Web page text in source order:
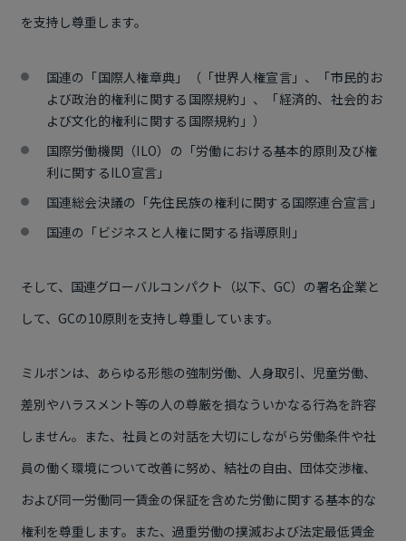
を支持し尊重します。
国連の「国際人権章典」（「世界人権宣言」、「市民的お
よび政治的権利に関する国際規約」、「経済的、社会的お
よび文化的権利に関する国際規約」）
国際労働機関（ILO）の「労働における基本的原則及び権
利に関するILO宣言」
国連総会決議の「先住民族の権利に関する国際連合宣言」
国連の「ビジネスと人権に関する指導原則」
そして、国連グローバルコンパクト（以下、GC）の署名企業と
して、GCの10原則を支持し尊重しています。
ミルボンは、あらゆる形態の強制労働、人身取引、児童労働、
差別やハラスメント等の人の尊厳を損なういかなる行為を許容
しません。また、社員との対話を大切にしながら労働条件や社
員の働く環境について改善に努め、結社の自由、団体交渉権、
および同一労働同一賃金の保証を含めた労働に関する基本的な
権利を尊重します。また、過重労働の撲滅および法定最低賃金